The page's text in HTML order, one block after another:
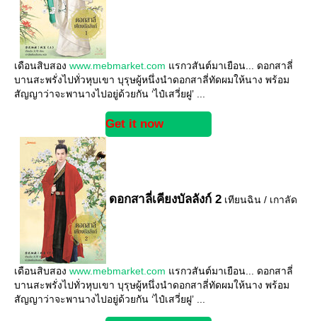
เดือนสิบสอง www.mebmarket.com รกวสันต์มาเยือน... ดอกสาลี่
บานสะพรั่งไปทั่วหุบเขา บุรุษผู้หนึ่งนำดอกสาลี่ทัดผมให้นาง พร้อม
สัญญาว่าจะพานางไปอยู่ด้วยกัน ‘ไป๋เสวี่ยฝู’ ...
Get it now
ดอกสาลี่เคียงบัลลังก์ 2 เทียนฉิน / เกาลัด
เดือนสิบสอง www.mebmarket.com รกวสันต์มาเยือน... ดอกสาลี่
บานสะพรั่งไปทั่วหุบเขา บุรุษผู้หนึ่งนำดอกสาลี่ทัดผมให้นาง พร้อม
สัญญาว่าจะพานางไปอยู่ด้วยกัน ‘ไป๋เสวี่ยฝู’ ...